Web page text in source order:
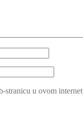
stranicu u ovom